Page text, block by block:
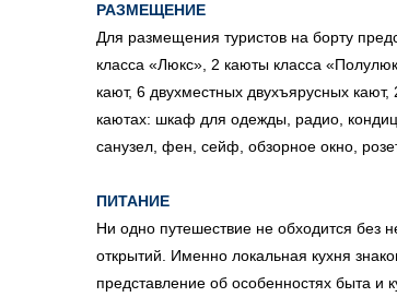
РАЗМЕЩЕНИЕ
Для размещения туристов на борту
класса «Люкс», 2 каюты класса
кают, 6 двухместных двухъярусных
каютах: шкаф для одежды, радио,
санузел, фен, сейф, обзорное окно,
ПИТАНИЕ
Ни одно путешествие не обходится без
открытий. Именно локальная кухня
представление об особенностях быта и